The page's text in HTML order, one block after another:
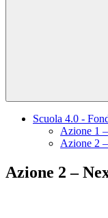
Scuola 4.0 -
Azione 1
Azione 2
Azione 2 –